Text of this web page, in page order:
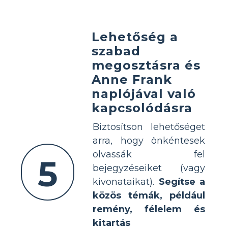
5
Lehetőség a
szabad
megosztásra és
Anne Frank
naplójával való
kapcsolódásra
Biztosítson lehetőséget
arra, hogy önkéntesek
olvassák fel
bejegyzéseiket (vagy
kivonataikat). Segítse a
közös témák, például
remény, félelem és
kitartás